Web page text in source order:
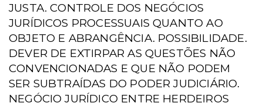
JUSTA. CONTROLE DOS NEGÓCIOS
JURÍDICOS PROCESSUAIS QUANTO AO
OBJETO E ABRANGÊNCIA. POSSIBILIDADE.
DEVER DE EXTIRPAR AS QUESTÕES NÃO
CONVENCIONADAS E QUE NÃO PODEM
SER SUBTRAÍDAS DO PODER JUDICIÁRIO.
NEGÓCIO JURÍDICO ENTRE HERDEIROS